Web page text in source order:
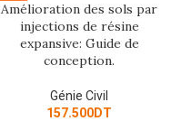
Amélioration des sols par
injections de résine
expansive: Guide de
conception.
Génie Civil
157.500DT